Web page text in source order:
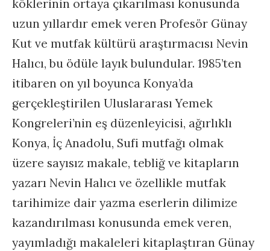
köklerinin ortaya çıkarılması konusunda
uzun yıllardır emek veren Profesör Günay
Kut ve mutfak kültürü araştırmacısı Nevin
Halıcı, bu ödüle layık bulundular. 1985’ten
itibaren on yıl boyunca Konya’da
gerçekleştirilen Uluslararası Yemek
Kongreleri’nin eş düzenleyicisi, ağırlıklı
Konya, İç Anadolu, Sufi mutfağı olmak
üzere sayısız makale, tebliğ ve kitapların
yazarı Nevin Halıcı ve özellikle mutfak
tarihimize dair yazma eserlerin dilimize
kazandırılması konusunda emek veren,
yayımladığı makaleleri kitaplaştıran Günay